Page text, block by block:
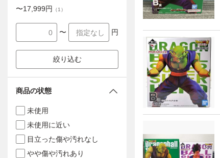
〜17,999円 （1 ）
〜 円
絞り込む
商品の状態
未使用
未使用に近い
目立った傷や汚れなし
やや傷や汚れあり